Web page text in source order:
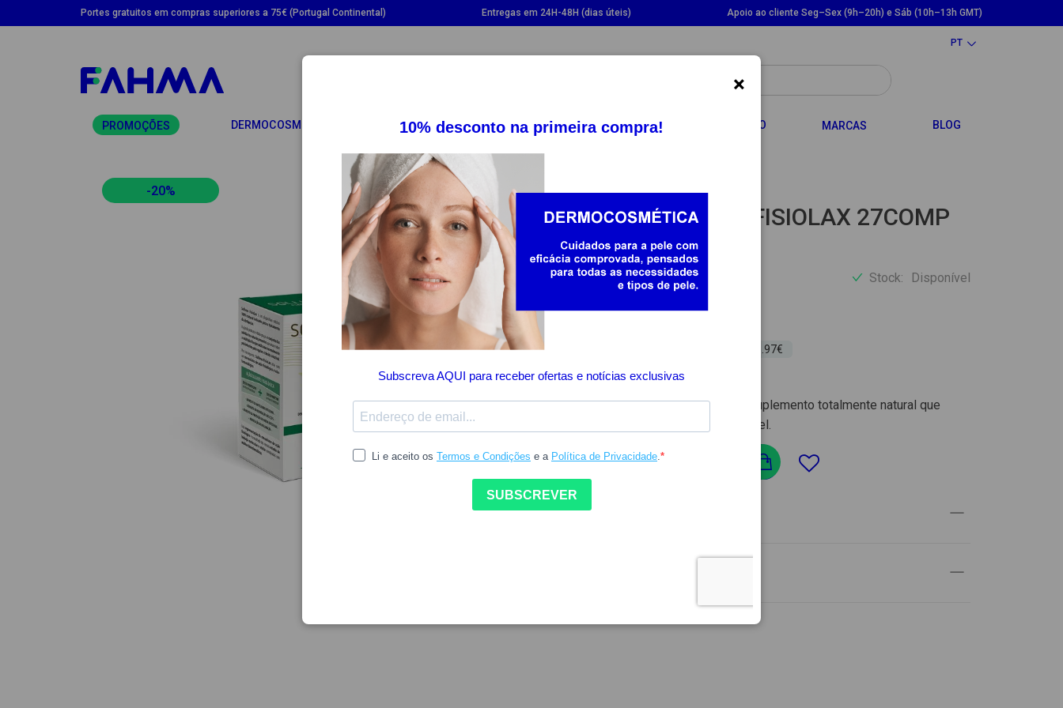
Portes gratuitos em compras superiores a 75€ (Portugal Continental) Entregas em 24H-48H (dias úteis) Apoio ao cliente Seg–Sex (9h–20h) e Sáb (10h–13h GMT)
PT
PROMOÇÕES DERMOCOSMÉTICA TOGGLE DROPDOWN
SUPLEMENTOSTOGGLE DROPDOWN
SAÚDETOGGLE DROPDOWN
BEBÉ E MAMÃ TOGGLE DROPDOWN
CABELOTOGGLE DROPDOWN
MARCAS BLOG
-20%
ABOCA SOLLIEVO FISIOLAX 27COMP
7090746
7.20
9.00 -20% Stock: Disponível
Preço mais baixo dos últimos 30 dias: 8.97€
Inclui IVA à taxa legal em vigor.
Sollievo Fisiolax Obstipação é um suplemento totalmente natural que
promove o trânsito intestinal saudável.
1
DETALHES DO PRODUTO
×